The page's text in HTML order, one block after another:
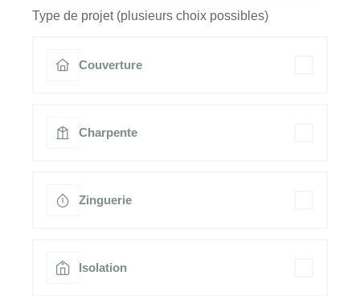
Type de projet (plusieurs choix possibles)
Couverture
Charpente
Zinguerie
Isolation